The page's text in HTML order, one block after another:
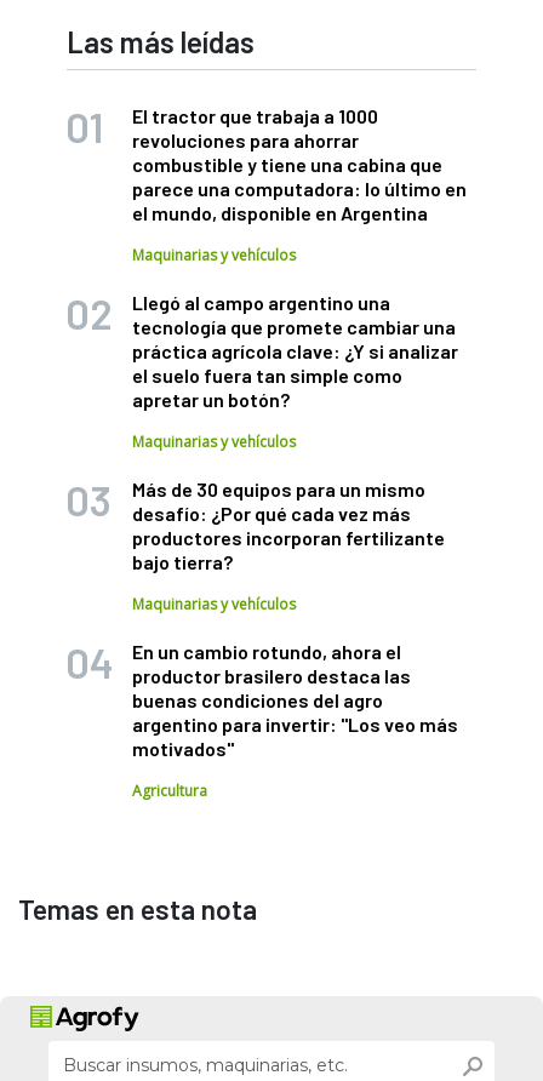
Las más leídas
El tractor que trabaja a 1000
revoluciones para ahorrar
combustible y tiene una cabina que
parece una computadora: lo último en
el mundo, disponible en Argentina
Maquinarias y vehículos
Llegó al campo argentino una
tecnología que promete cambiar una
práctica agrícola clave: ¿Y si analizar
el suelo fuera tan simple como
apretar un botón?
Maquinarias y vehículos
Más de 30 equipos para un mismo
desafío: ¿Por qué cada vez más
productores incorporan fertilizante
bajo tierra?
Maquinarias y vehículos
En un cambio rotundo, ahora el
productor brasilero destaca las
buenas condiciones del agro
argentino para invertir: "Los veo más
motivados"
Agricultura
Temas en esta nota